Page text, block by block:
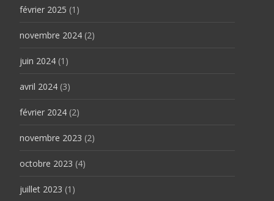
février 2025 (1)
novembre 2024 (2)
juin 2024 (1)
avril 2024 (3)
février 2024 (2)
novembre 2023 (2)
octobre 2023 (4)
juillet 2023 (1)